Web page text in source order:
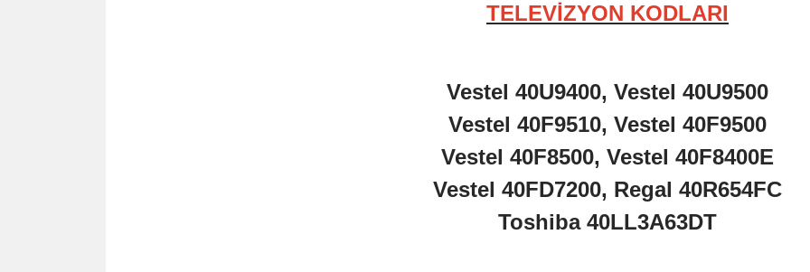
TELEVİZYON KODLARI
Vestel 40U9400, Vestel 40U9500
Vestel 40F9510, Vestel 40F9500
Vestel 40F8500, Vestel 40F8400E
Vestel 40FD7200, Regal 40R654FC
Toshiba 40LL3A63DT